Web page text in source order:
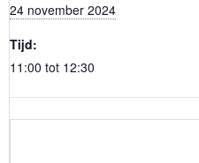
24 november 2024
Tijd:
11:00 tot 12:30